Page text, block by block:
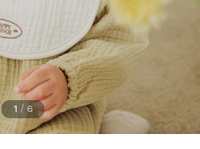
1 / 6